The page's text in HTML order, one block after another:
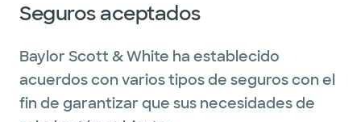
Seguros aceptados
Baylor Scott & White ha establecido
acuerdos con varios tipos de seguros con el
fin de garantizar que sus necesidades de